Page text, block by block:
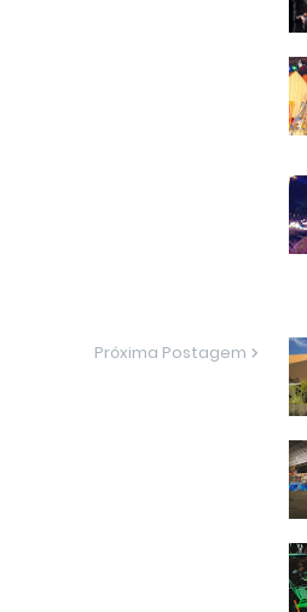
Próxima Postagem